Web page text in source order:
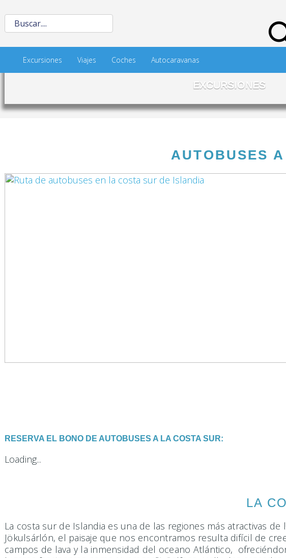
Excursiones Viajes Coches Autocaravanas
EXCURSIONES
AUTOBUSES
RESERVA EL BONO DE AUTOBUSES A LA COSTA SUR:
Loading...
LA
La costa sur de Islandia es una de las regiones más atractivas
Jökulsárlón, el paisaje que nos encontramos resulta difícil de
campos de lava y la inmensidad del oceano Atlántico,